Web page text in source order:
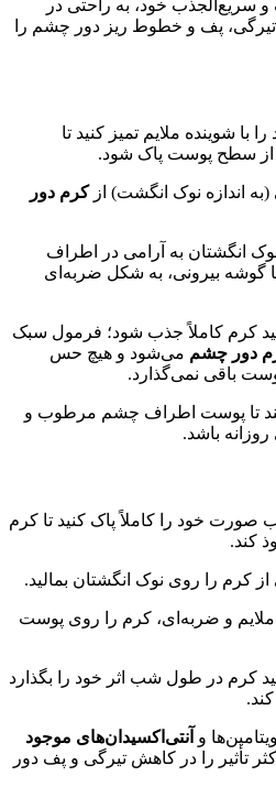
سریع‌الجذب خود، به راحتی در
پف و خطوط ریز دور چشم را
با شوینده ملایم تمیز کنید تا
از سطح پوست پاک شود.
اندازه نوک انگشت) ازکرم دور
انگشتان به آرامی در اطراف
گوشه بیرونی، به شکل ضربه‌ای
کرم کاملاً جذب شود؛ فرمول سبک
دور چشم می‌شود و هیچ حس
باقی نمی‌گذارد.
تا پوست اطراف چشم مرطوب و
باشد.
صورت خود را کاملاً پاک کنید تا کرم
کند.
کرم را روی نوک انگشتان بمالید.
و ضربه‌ای، کرم را روی پوست
کرم در طول شب اثر خود را بگذارد
و آنتی‌اکسیدان‌های موجود
تأثیر را در کاهش تیرگی و پف دور